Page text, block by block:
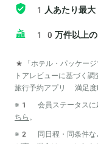
1人あたり最
10万件以上の
*「ホテル・パッケージ
トアレビューに基づ
旅行予約アプリ 満足度
※1 会員ステータスに応
ちら 。
※2 同日程・同条件など